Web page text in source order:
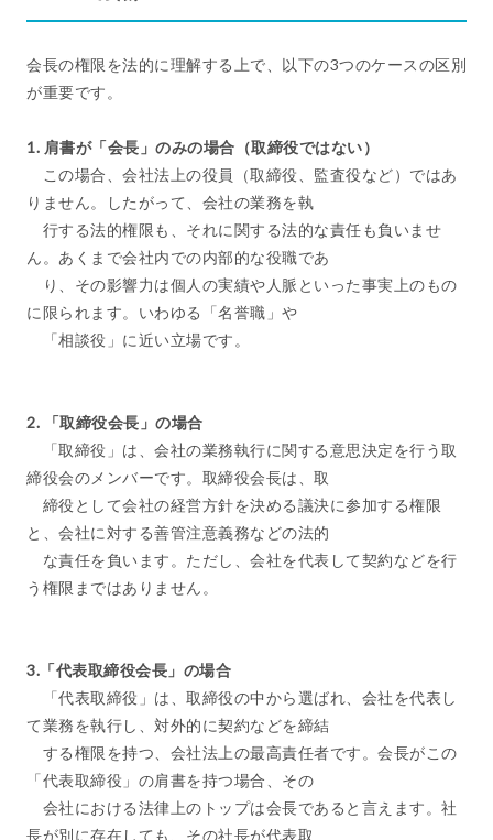
会長の権限を法的に理解する上で、以下の3つのケースの区別
が重要です。
1. 肩書が「会長」のみの場合（取締役ではない）
この場合、会社法上の役員（取締役、監査役など）ではあ
りません。したがって、会社の業務を執
行する法的権限も、それに関する法的な責任も負いませ
ん。あくまで会社内での内部的な役職であ
り、その影響力は個人の実績や人脈といった事実上のもの
に限られます。いわゆる「名誉職」や
「相談役」に近い立場です。
2. 「取締役会長」の場合
「取締役」は、会社の業務執行に関する意思決定を行う取
締役会のメンバーです。取締役会長は、取
締役として会社の経営方針を決める議決に参加する権限
と、会社に対する善管注意義務などの法的
な責任を負います。ただし、会社を代表して契約などを行
う権限まではありません。
3.「代表取締役会長」の場合
「代表取締役」は、取締役の中から選ばれ、会社を代表し
て業務を執行し、対外的に契約などを締結
する権限を持つ、会社法上の最高責任者です。会長がこの
「代表取締役」の肩書を持つ場合、その
会社における法律上のトップは会長であると言えます。社
長が別に存在しても、その社長が代表取